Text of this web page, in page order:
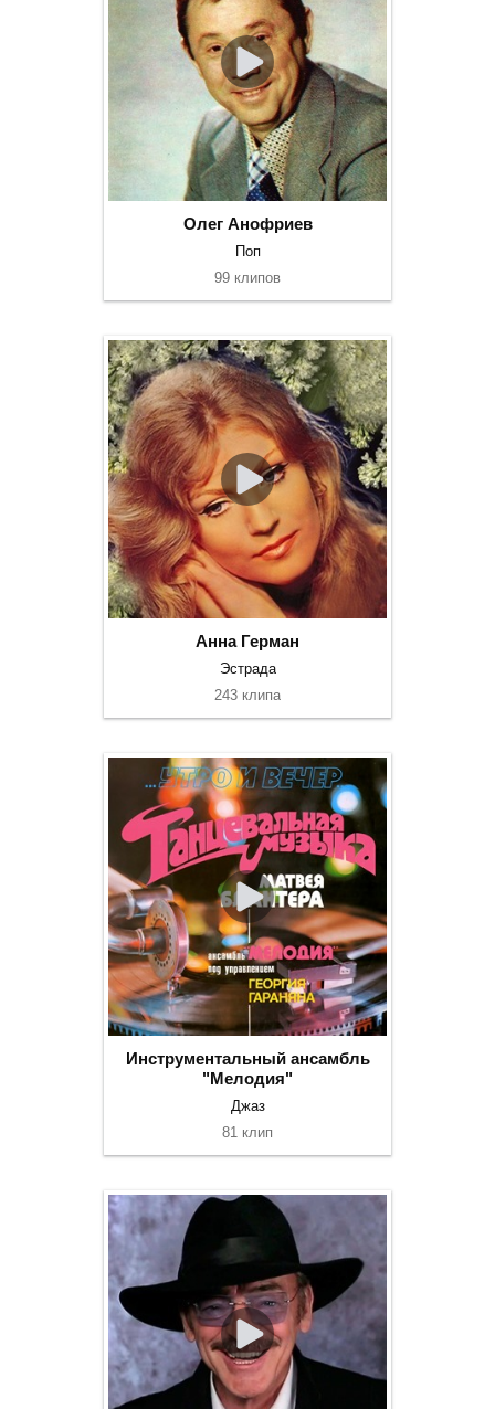
Олег Анофриев
Поп
99 клипов
Анна Герман
Эстрада
243 клипа
Инструментальный ансамбль
"Мелодия"
Джаз
81 клип